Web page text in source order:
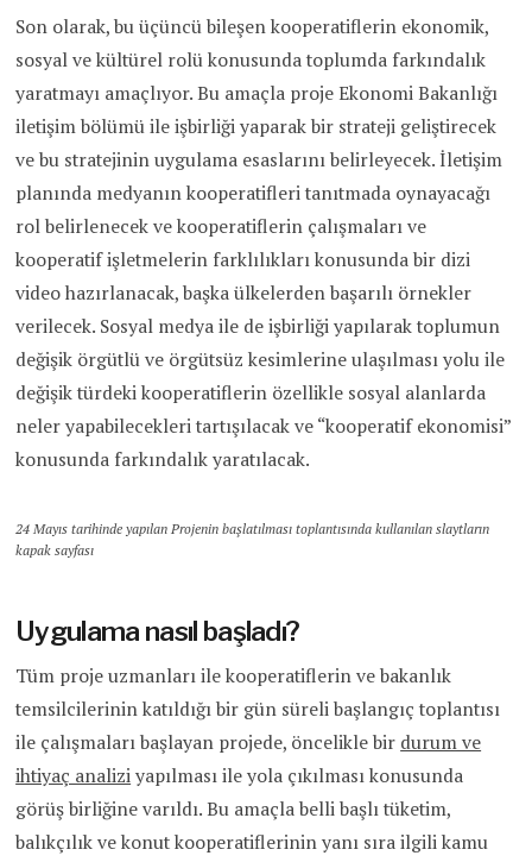
Son olarak, bu üçüncü bileşen kooperatiflerin ekonomik,
sosyal ve kültürel rolü konusunda toplumda farkındalık
yaratmayı amaçlıyor. Bu amaçla proje Ekonomi Bakanlığı
iletişim bölümü ile işbirliği yaparak bir strateji geliştirecek
ve bu stratejinin uygulama esaslarını belirleyecek. İletişim
planında medyanın kooperatifleri tanıtmada oynayacağı
rol belirlenecek ve kooperatiflerin çalışmaları ve
kooperatif işletmelerin farklılıkları konusunda bir dizi
video hazırlanacak, başka ülkelerden başarılı örnekler
verilecek. Sosyal medya ile de işbirliği yapılarak toplumun
değişik örgütlü ve örgütsüz kesimlerine ulaşılması yolu ile
değişik türdeki kooperatiflerin özellikle sosyal alanlarda
neler yapabilecekleri tartışılacak ve “kooperatif ekonomisi”
konusunda farkındalık yaratılacak.
24 Mayıs tarihinde yapılan Projenin başlatılması toplantısında kullanılan slaytların
kapak sayfası
Uygulama nasıl başladı?
Tüm proje uzmanları ile kooperatiflerin ve bakanlık
temsilcilerinin katıldığı bir gün süreli başlangıç toplantısı
ile çalışmaları başlayan projede, öncelikle bir durum ve
ihtiyaç analiziyapılması ile yola çıkılması konusunda
görüş birliğine varıldı. Bu amaçla belli başlı tüketim,
balıkçılık ve konut kooperatiflerinin yanı sıra ilgili kamu